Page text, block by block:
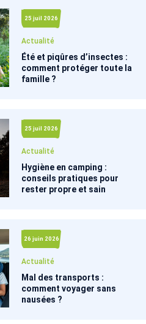
25 juil 2026
Actualité
Été et piqûres d’insectes :
comment protéger toute la
famille ?
25 juil 2026
Actualité
Hygiène en camping :
conseils pratiques pour
rester propre et sain
26 juin 2026
Actualité
Mal des transports :
comment voyager sans
nausées ?